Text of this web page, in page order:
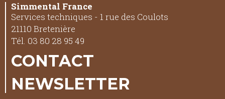
Simmental France
Services techniques - 1 rue des Coulots
21110 Bretenière
Tél. 03 80 28 95 49
CONTACT
NEWSLETTER